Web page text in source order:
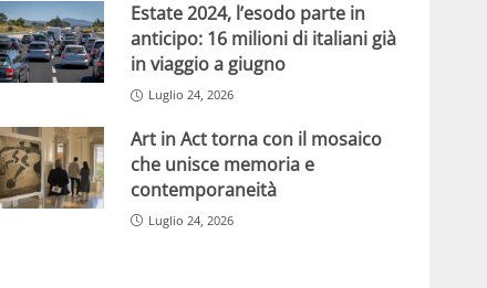
Estate 2024, l’esodo parte in
anticipo: 16 milioni di italiani già
in viaggio a giugno
Luglio 24, 2026
Art in Act torna con il mosaico
che unisce memoria e
contemporaneità
Luglio 24, 2026